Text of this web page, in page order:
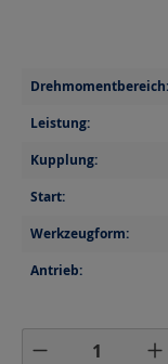
Drehmomentbereich:
Leistung:
Kupplung:
Start:
Werkzeugform:
Antrieb:
Produkt